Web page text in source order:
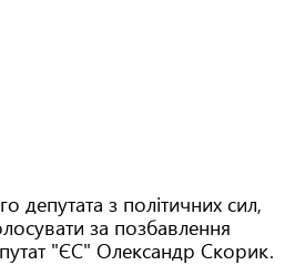
депутата з політичних сил,
за позбавлення
"ЄС" Олександр Скорик.